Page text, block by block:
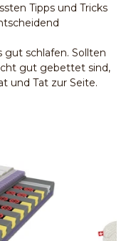
Tipps und Tricks
gut schlafen. Sollten
gut gebettet sind,
und Tat zur Seite.